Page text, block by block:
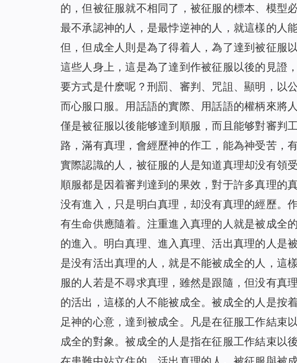
的，但被征服就不相同了，被征服的標本、模型
最不承認神的人，是最悖逆神的人，就這樣的人
但，但成全人則是為了得着人，為了達到被征服
這些人身上，這是為了達到作被征服以後的見證
要方式是什麽呢？刑罰、審判、咒詛、顯明，以
而心服口服。用話語的實際、用話語的權柄來將
僅是被征服以後能够達到順服，而且能够對審判
路，滿有真理，會經歷神的作工，能為神受苦，
實際認識的人，被征服的人是知道真理却没有領
順服都是因着審判達到的果效，對于許多真理的
没有進入，只是明白真理，却没有真理的經歷。
有生命供應隨着。注重進入真理的人就是被成全
的進入。明白真理、進入真理、活出真理的人是
是没有活出真理的人，就是不能被成全的人，這
服的人若是不尋求真理，雖然是跟隨，但没有真
的活出，這樣的人不能被成全。被成全的人是按
足神的心意，達到被成全。凡是在征服工作結束
成全的對象。被成全的人是指在征服工作結束以